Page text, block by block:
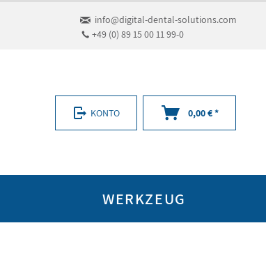
info@digital-dental-solutions.com
+49 (0) 89 15 00 11 99-0
KONTO 0,00 € *
WERKZEUG